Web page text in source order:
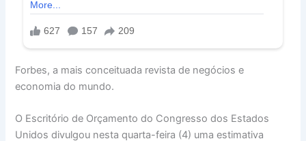
Forbes, a mais conceituada revista de negócios e
economia do mundo.
O Escritório de Orçamento do Congresso dos Estados
Unidos divulgou nesta quarta-feira (4) uma estimativa